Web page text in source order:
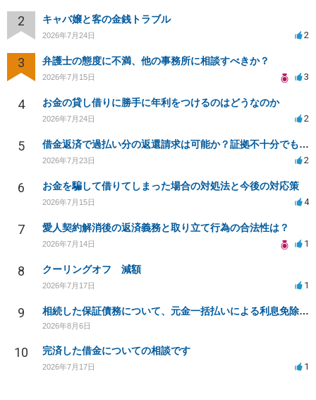
2 キャバ嬢と客の金銭トラブル
2026年7月24日 2
3 弁護士の態度に不満、他の事務所に相談すべきか？
2026年7月15日 3
4 お金の貸し借りに勝手に年利をつけるのはどうなのか
2026年7月24日 2
5 借金返済で過払い分の返還請求は可能か？証拠不十分でも弁護士に相談したい
2026年7月23日 2
6 お金を騙して借りてしまった場合の対処法と今後の対応策
2026年7月15日 4
7 愛人契約解消後の返済義務と取り立て行為の合法性は？
2026年7月14日 1
8 クーリングオフ 減額
2026年7月17日 1
9 相続した保証債務について、元金一括払いによる利息免除の交渉は可能でしょうか
2026年8月6日
10 完済した借金についての相談です
2026年7月17日 1